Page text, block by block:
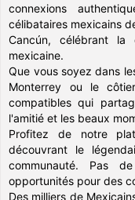
connexions
célibataires mexicains
Cancún, célébrant
mexicaine.
Que vous soyez dans
Monterrey ou le
compatibles qui
l'amitié et les beaux
Profitez de notre
découvrant le
communauté. Pas
opportunités pour des
Des milliers de